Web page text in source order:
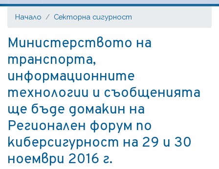
на транспорта
Начало Секторна сигурност
Министерството на
транспорта,
информационните
технологии и съобщенията
ще бъде домакин на
Регионален форум по
киберсигурност на 29 и 30
ноември 2016 г.